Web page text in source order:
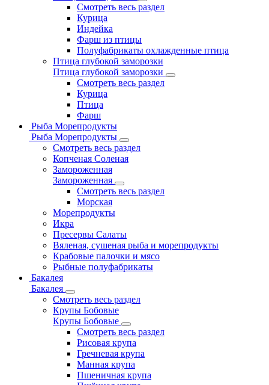
Смотреть весь раздел
Курица
Индейка
Фарш из птицы
Полуфабрикаты охлажденные птица
Птица глубокой заморозки
Птица глубокой заморозки
Смотреть весь раздел
Курица
Птица
Фарш
Рыба Морепродукты
Рыба Морепродукты
Смотреть весь раздел
Копченая Соленая
Замороженная
Замороженная
Смотреть весь раздел
Морская
Морепродукты
Икра
Пресервы Салаты
Вяленая, сушеная рыба и морепродукты
Крабовые палочки и мясо
Рыбные полуфабрикаты
Бакалея
Бакалея
Смотреть весь раздел
Крупы Бобовые
Крупы Бобовые
Смотреть весь раздел
Рисовая крупа
Гречневая крупа
Манная крупа
Пшеничная крупа